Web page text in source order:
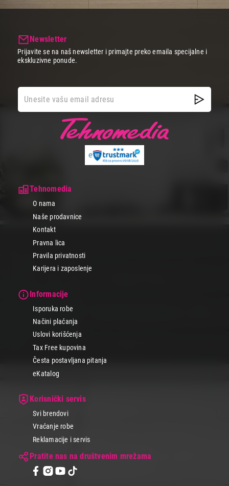
Tehnomedia
O nama
Naše prodavnice
Kontakt
Pravna lica
Pravila privatnosti
Karijera i zaposlenje
Informacije
Isporuka robe
Načini plaćanja
Uslovi korišćenja
Tax Free kupovina
Česta postavljana pitanja
eKatalog
Korisnički servis
Svi brendovi
Vraćanje robe
Reklamacije i servis
Pratite nas na društvenim mrežama
Newsletter
Prijavite se na naš newsletter i primajte preko emaila specijalne i
ekskluzivne ponude.